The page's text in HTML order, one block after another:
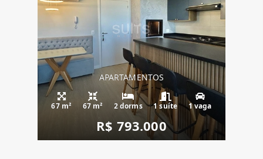
APARTAMENTOS
67 m² 67 m² 2 dorms 1 suíte 1 vaga
R$ 793.000